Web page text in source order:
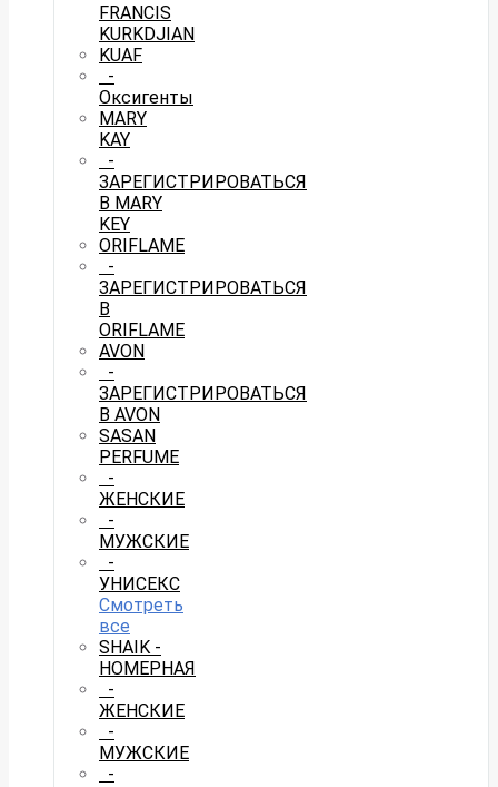
FRANCIS
KURKDJIAN
KUAF
-
Оксигенты
MARY
KAY
-
ЗАРЕГИСТРИРОВАТЬСЯ
В MARY
KEY
ORIFLAME
-
ЗАРЕГИСТРИРОВАТЬСЯ
В
ORIFLAME
AVON
-
ЗАРЕГИСТРИРОВАТЬСЯ
В AVON
SASAN
PERFUME
-
ЖЕНСКИЕ
-
МУЖСКИЕ
-
УНИСЕКС
Смотреть
все
SHAIK -
НОМЕРНАЯ
-
ЖЕНСКИЕ
-
МУЖСКИЕ
-